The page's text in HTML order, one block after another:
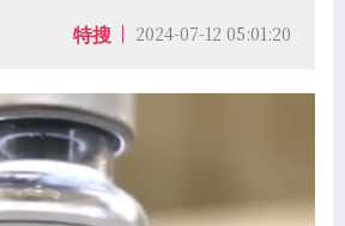
特搜 2024-07-12 05:01:20